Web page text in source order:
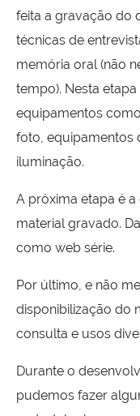
feita a gravação do
técnicas de
memória oral (não
tempo). Nesta
equipamentos
foto, equipamentos
iluminação.
A próxima etapa é
material gravado.
como web série.
Por último, e não
disponibilização do
consulta e usos
Durante o
pudemos fazer